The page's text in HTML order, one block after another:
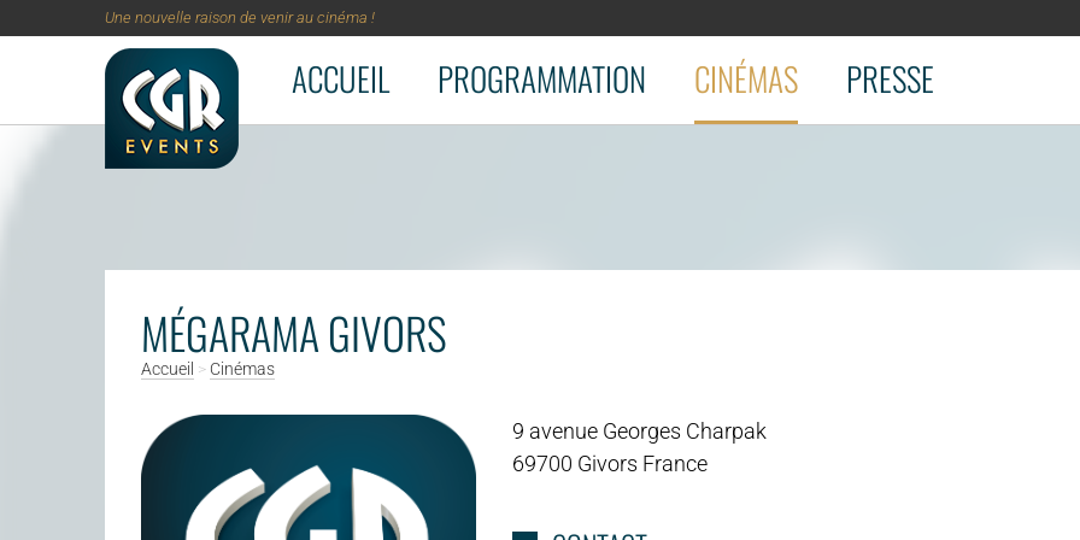
Aller au contenu principal
Une nouvelle raison de venir au cinéma !
ACCUEIL PROGRAMMATION CINÉMAS PRESSE
MÉGARAMA GIVORS
Accueil > Cinémas
9 avenue Georges Charpak
69700 Givors France